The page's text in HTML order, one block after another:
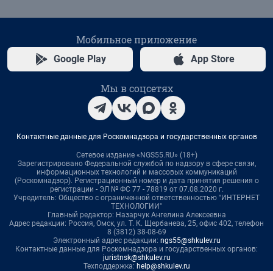
Мобильное приложение
Google Play App Store
Мы в соцсетях
Контактные данные для Роскомнадзора и государственных органов
Сетевое издание «NGS55.RU» (18+)
Зарегистрировано Федеральной службой по надзору в сфере связи,
информационных технологий и массовых коммуникаций
(Роскомнадзор). Регистрационный номер и дата принятия решения о
регистрации - ЭЛ № ФС 77 - 78819 от 07.08.2020 г.
Учредитель: Общество с ограниченной ответственностью "ИНТЕРНЕТ
ТЕХНОЛОГИИ"
Главный редактор: Назарчук Ангелина Алексеевна
Адрес редакции: Россия, Омск, ул. Т. К. Щербанева, 25, офис 402, телефон
8 (3812) 38-08-69
Электронный адрес редакции: ngs55@shkulev.ru
Контактные данные для Роскомнадзора и государственных органов:
juristnsk@shkulev.ru
Техподдержка: help@shkulev.ru